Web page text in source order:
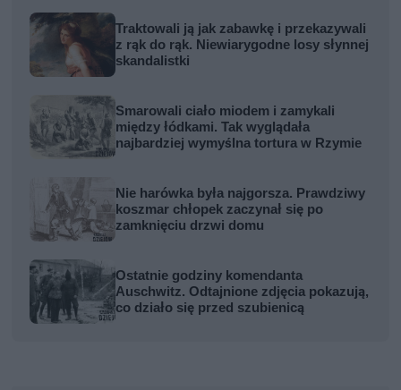
Traktowali ją jak zabawkę i przekazywali
z rąk do rąk. Niewiarygodne losy słynnej
skandalistki
Smarowali ciało miodem i zamykali
między łódkami. Tak wyglądała
najbardziej wymyślna tortura w Rzymie
Nie harówka była najgorsza. Prawdziwy
koszmar chłopek zaczynał się po
zamknięciu drzwi domu
Ostatnie godziny komendanta
Auschwitz. Odtajnione zdjęcia pokazują,
co działo się przed szubienicą